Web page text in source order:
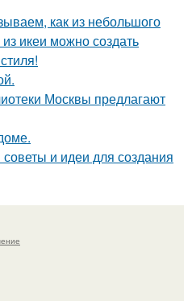
как из небольшого
икеи можно создать
Москвы предлагают
советы и идеи для создания